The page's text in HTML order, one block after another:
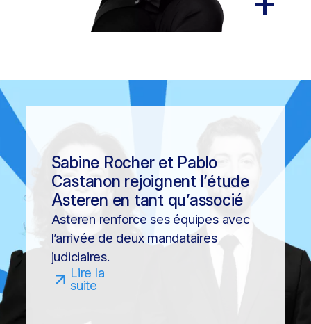
Sabine Rocher et Pablo
Castanon rejoignent l’étude
Asteren en tant qu’associé
Asteren renforce ses équipes avec
l’arrivée de deux mandataires
judiciaires.
Lire la
suite